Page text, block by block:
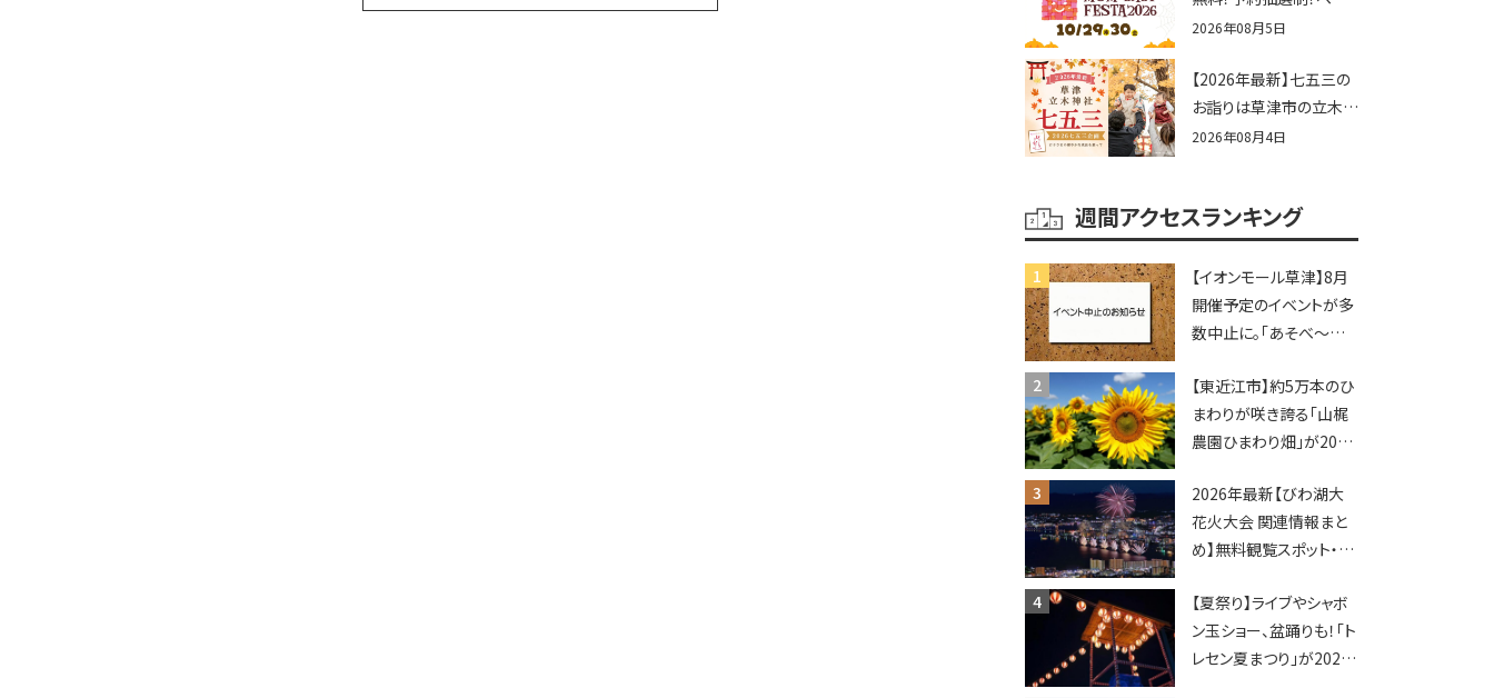
ーファミリー必見☆入場
ママベビーフェスタ
2026！親子で楽しもう
♪inピエリ守山
2026年08月5日
【2026年最新】七五三の
お詣りは草津市の立木神
社へ♪七五三お祝い企
2026年08月4日
週間アクセスランキング
【イオンモール草津】8月
開催予定のイベントが多
数中止に。「あそべ〜る
ショーなど
【東近江市】約5万本のひ
まわりが咲き誇る「山梶
農園ひまわり畑」が2026
ポットやキッチンカーも
登場！何度も入園できる
フリーパスも販売★
2026年最新【びわ湖大
花火大会 関連情報まと
め】無料観覧スポット・同
ップ・交通規制に近隣施
設の駐車場情報なども
要チェック★
【夏祭り】ライブやシャボ
ン玉ショー、盆踊りも！「ト
レセン夏まつり」が2026